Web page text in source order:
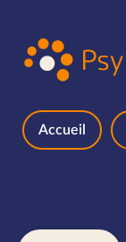
Accueil